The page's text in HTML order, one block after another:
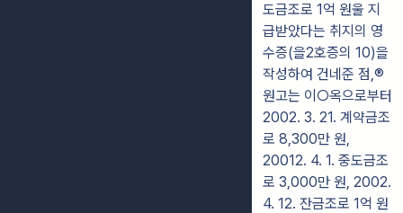
도금조로 1억 원울 지
급받았다는 취지의 영
수증(을2호증의 10)을
작성하여 건네준 점,®
원고는 이○옥으로부터
2002. 3. 21. 계약금조
로 8,300만 원,
20012. 4. 1. 중도금조
로 3,000만 원, 2002.
4. 12. 잔금조로 1억 원